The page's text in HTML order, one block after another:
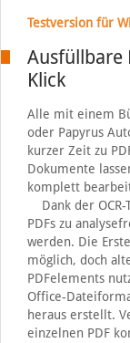
Testversion für
Ausfüllbare
Klick
Alle mit einem
oder Papyrus
kurzer Zeit zu
Dokumente
komplett
Dank der OCR-
PDFs zu
werden. Die
möglich, doch
PDFelements
Office-
heraus erstellt.
einzelnen PDF